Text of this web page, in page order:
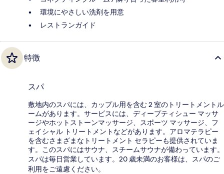
環境にやさしい洗剤を用意
レストランガイド
特徴
スパ
敷地内のスパには、カップル用を含む 2 室のトリートメントル
ームがあります。サービスには、ディープティシュー マッサ
ージやホットストーンマッサージ、スポーツ マッサージ、フ
ェイシャル トリートメントなどがあります。アロマテラピー
を含むさまざまなトリートメント セラピーも提供されていま
す。このスパにはサウナ、スチームサウナが備わっています。
スパは毎日営業しています。20 歳未満のお客様は、スパのご
利用をご遠慮ください。